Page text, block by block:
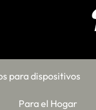
para dispositivos
Para el Hogar